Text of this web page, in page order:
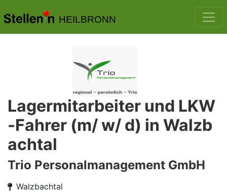
HEILBRONN
Lagermitarbeiter und LKW
-Fahrer (m/ w/ d) in Walzb
achtal
Trio Personalmanagement GmbH
Walzbachtal